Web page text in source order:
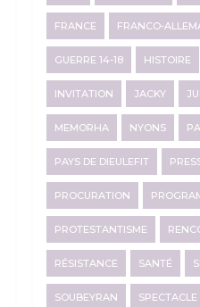
FRANCE FRANCO-
GUERRE 14-18 HISTOIRE
INVITATION JACKY
MEMORHA NYONS
PAYS DE DIEULEFIT
PROCURATION
PROTESTANTISME
RÉSISTANCE SANTÉ
SOUBEYRAN SPECTACLE